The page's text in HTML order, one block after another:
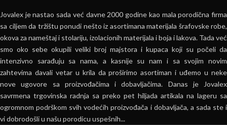
Jovalex je nastao sada već davne 2000 godine kao mala porodična firma
sa ciljem da tržištu ponudi nešto iz asortimana materijala šrafovske robe,
okova za nameštaj i stolariju, izolacionih materijala i boja i lakova. Tada već
smo oko sebe okupili veliki broj majstora i kupaca koji su počeli da
intenzivno sarađuju sa nama, a kasnije su nam i sa svojim novim
zahtevima davali vetar u krila da proširimo asortiman i uđemo u neke
nove ugovore sa proizvođačima i dobavljačima. Danas je Jovalex
savrmena trgovinska radnja sa preko pet hiljada artikala na lageru sa
ogromnom podrškom svih vodećih proizvođača i dobavljača, a sada ste i
vi dobrodošli u našu porodicu uspešnih...